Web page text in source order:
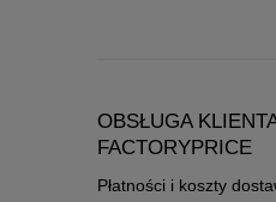
OBSŁUGA
FACTORYPRICE
Płatności i koszty